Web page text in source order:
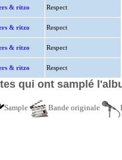
& ritzo Respect
& ritzo Respect
& ritzo Respect
& ritzo Respect
qui ont samplé
Sample Bande originale